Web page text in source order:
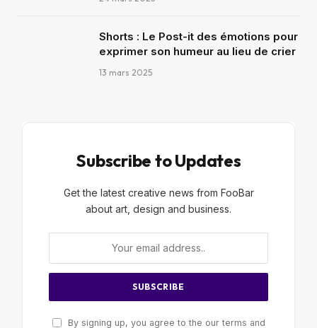
Shorts : Le Post-it des émotions pour
exprimer son humeur au lieu de crier
13 mars 2025
Subscribe to Updates
Get the latest creative news from FooBar
about art, design and business.
By signing up, you agree to the our terms and